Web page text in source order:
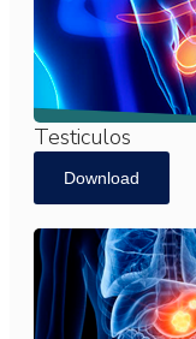
Testiculos
Download